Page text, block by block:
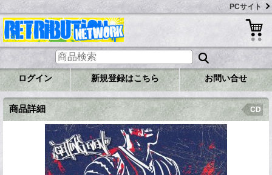
PCサイト
ログイン 新規登録はこちら お問い合せ
商品詳細 CD